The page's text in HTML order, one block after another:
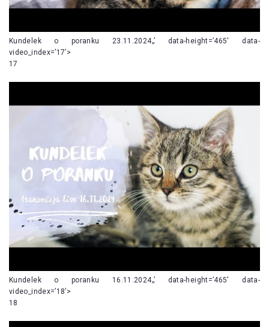
Kundelek o poranku 23.11.2024„’ data-height=’465′ data-
video_index=’17’>
17
Kundelek o poranku 16.11.2024„’ data-height=’465′ data-
video_index=’18’>
18